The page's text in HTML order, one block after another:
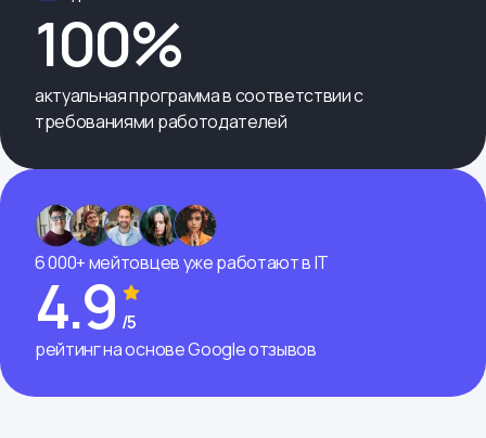
100%
актуальная программа в соответствии с
требованиями работодателей
6 000+ мейтовцев уже работают в IT
4.9 /5
рейтинг на основе Google отзывов